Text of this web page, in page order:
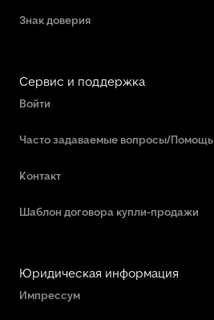
Знак доверия
Сервис и поддержка
Войти
Часто задаваемые вопросы/Помощь
Контакт
Шаблон договора купли-продажи
Юридическая информация
Импрессум